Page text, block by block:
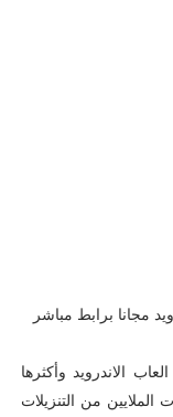
الاندرويد وأكثرها
من التنزيلات